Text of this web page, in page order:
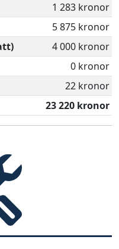
1 283 kronor
5 875 kronor
4 000 kronor
0 kronor
22 kronor
23 220 kronor